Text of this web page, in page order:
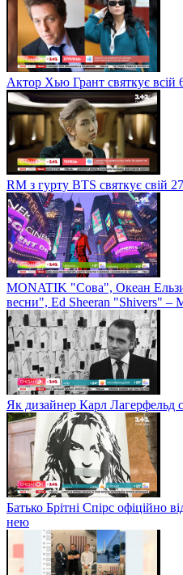
Актор Хью Грант святкує всій
RM з гурту BTS святкує свій
MONATIK "Сова", Океан
весни", Ed Sheeran "Shivers" –
Як дизайнер Карл Лагерфельд
Батько Брітні Спірс офіційно
нею